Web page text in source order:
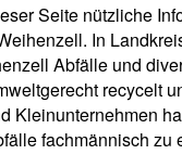
Seite nützliche
In
Abfälle und
recycelt
Kleinunternehmen
fachmännisch zu